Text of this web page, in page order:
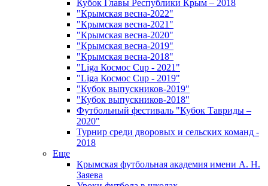
Кубок Главы Республики Крым – 2018
"Крымская весна-2022"
"Крымская весна-2021"
"Крымская весна-2020"
"Крымская весна-2019"
"Крымская весна-2018"
"Liga Космос Cup - 2021"
"Liga Космос Cup - 2019"
"Кубок выпускников-2019"
"Кубок выпускников-2018"
Футбольный фестиваль "Кубок Тавриды –
2020"
Турнир среди дворовых и сельских команд -
2018
Еще
Крымская футбольная академия имени А. Н.
Заяева